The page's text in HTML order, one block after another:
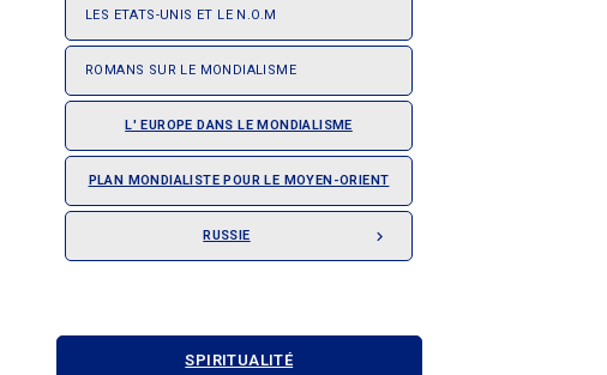
LES ETATS-UNIS ET LE N.O.M
ROMANS SUR LE MONDIALISME
L' EUROPE DANS LE MONDIALISME
PLAN MONDIALISTE POUR LE MOYEN-ORIENT

RUSSIE
SPIRITUALITÉ